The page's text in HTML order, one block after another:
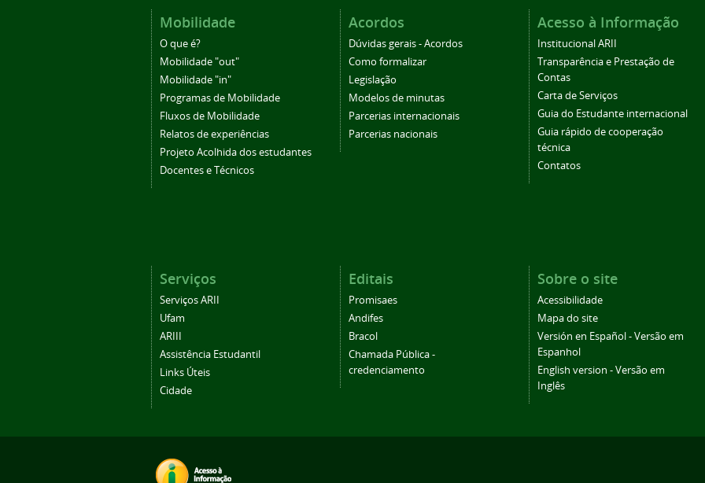
Mobilidade
O que é?
Mobilidade "out"
Mobilidade "in"
Programas de Mobilidade
Fluxos de Mobilidade
Relatos de experiências
Projeto Acolhida dos estudantes
Docentes e Técnicos
Acordos
Dúvidas gerais - Acordos
Como formalizar
Legislação
Modelos de minutas
Parcerias internacionais
Parcerias nacionais
Acesso à Informação
Institucional ARII
Transparência e Prestação de
Contas
Carta de Serviços
Guia do Estudante internacional
Guia rápido de cooperação
técnica
Contatos
Serviços
Serviços ARII
Ufam
ARIII
Assistência Estudantil
Links Úteis
Cidade
Editais
Promisaes
Andifes
Bracol
Chamada Pública -
credenciamento
Sobre o site
Acessibilidade
Mapa do site
Versión en Español - Versão em
Espanhol
English version - Versão em
Inglês